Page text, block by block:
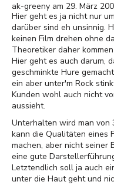
ak-greeny am 29. März
Hier geht es ja nicht nur
darüber sind eh unsinnig.
keinen Film drehen ohne
Theoretiker daher
Hier geht es auch darum,
geschminkte Hure
ein aber unter'm Rock
Kunden wohl auch nicht
aussieht.
Unterhalten wird man von
kann die Qualitäten eines
machen, aber nicht seiner
eine gute
Letztendlich soll ja auch
unter die Haut geht und